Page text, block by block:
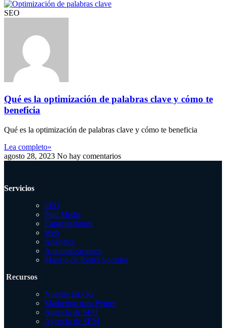
SEO
Qué es la optimización de palabras clave y cómo te
beneficia
Qué es la optimización de palabras clave y cómo te beneficia
Lea completo»
agosto 28, 2023 No hay comentarios
Servicios
SEO
Paid Media
Capacitaciones
Web
Analytics
Automatizaciones
Manejo de Redes Sociales
Recursos
Nuestro BLOG
Marketing para Pymes
Agencia de SEO
Agencia de SEM